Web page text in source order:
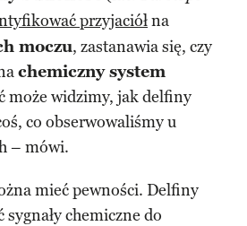
przyjaciółna
moczu, zastanawia się, czy
chemiczny system
może widzimy, jak delfiny
co obserwowaliśmy u
– mówi.
mieć pewności. Delfiny
chemiczne do